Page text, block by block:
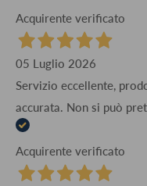
Acquirente verificato
05 Luglio 2026
Servizio eccellente,
accurata. Non si può
Acquirente verificato